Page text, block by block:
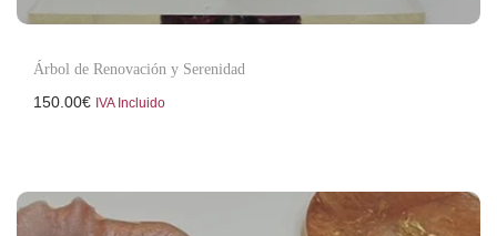
Árbol de Renovación y Serenidad
150.00€ IVA Incluido